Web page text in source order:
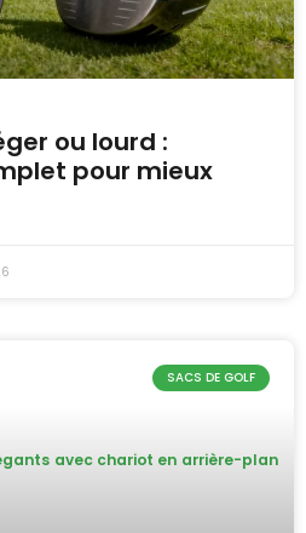
ou lourd :
pour mieux
SACS DE GOLF